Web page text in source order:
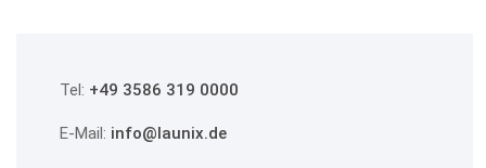
Tel: +49 3586 319 0000
E-Mail: info@launix.de